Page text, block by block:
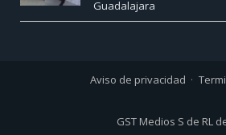
Guadalajara
Aviso de privacidad
GST Medios S de RL